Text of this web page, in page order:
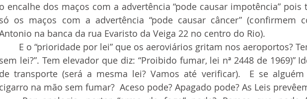
o encalhe dos maços com a advertência “pode causar impotência” pois
só os maços com a advertência “pode causar câncer” (confirmem
na banca da rua Evaristo da Veiga 22 no centro do Rio).
sem lei?”. Tem elevador que diz: “Proibido fumar, lei nª 2448 de 1969)”
de transporte (será a mesma lei? Vamos até verificar).  E se
cigarro na mão sem fumar?  Aceso pode? Apagado pode? As Leis